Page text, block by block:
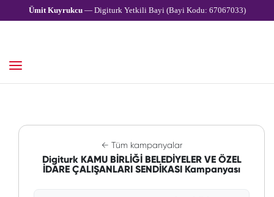
Ümit Kuyrukcu— Digiturk Yetkili Bayi (Bayi Kodu: 67067033)
← Tüm kampanyalar
Digiturk KAMU BİRLİĞİ BELEDİYELER VE ÖZEL
İDARE ÇALIŞANLARI SENDİKASI Kampanyası